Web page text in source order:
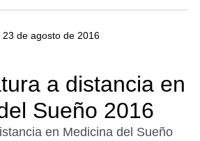
23 de agosto de 2016
a distancia en
Sueño 2016
en Medicina del Sueño